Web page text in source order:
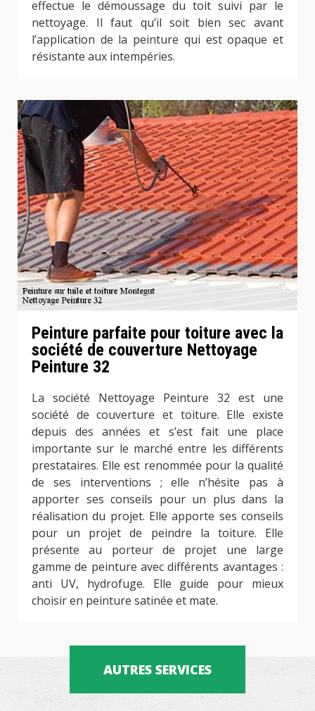
effectue le démoussage du toit suivi par le
nettoyage. Il faut qu’il soit bien sec avant
l’application de la peinture qui est opaque et
résistante aux intempéries.
Peinture parfaite pour toiture avec la
société de couverture Nettoyage
Peinture 32
La société Nettoyage Peinture 32 est une
société de couverture et toiture. Elle existe
depuis des années et s’est fait une place
importante sur le marché entre les différents
prestataires. Elle est renommée pour la qualité
de ses interventions ; elle n’hésite pas à
apporter ses conseils pour un plus dans la
réalisation du projet. Elle apporte ses conseils
pour un projet de peindre la toiture. Elle
présente au porteur de projet une large
gamme de peinture avec différents avantages :
anti UV, hydrofuge. Elle guide pour mieux
choisir en peinture satinée et mate.
AUTRES SERVICES